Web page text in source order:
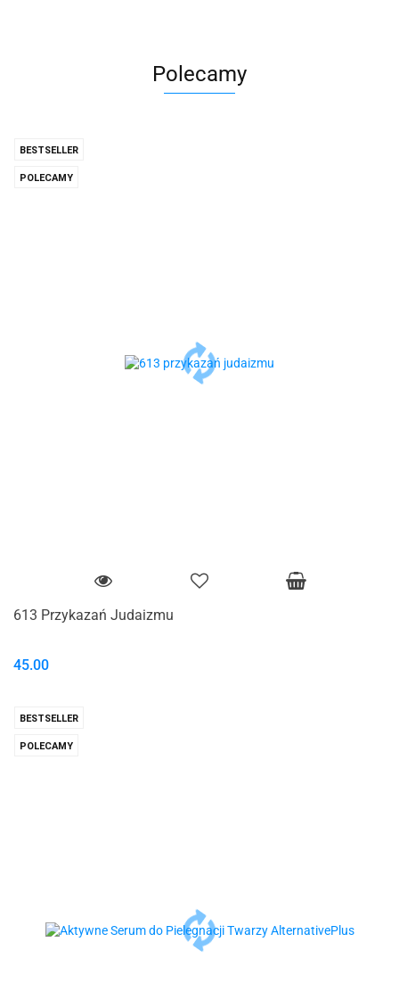
Polecamy
BESTSELLER
POLECAMY
613 Przykazań Judaizmu
45.00
BESTSELLER
POLECAMY